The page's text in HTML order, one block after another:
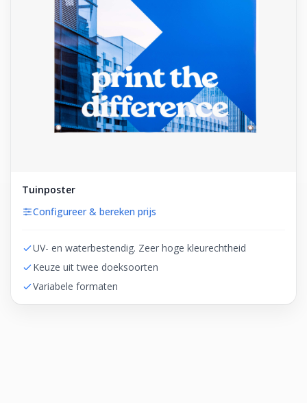
Tuinposter
Configureer & bereken prijs
UV- en waterbestendig. Zeer hoge kleurechtheid
Keuze uit twee doeksoorten
Variabele formaten